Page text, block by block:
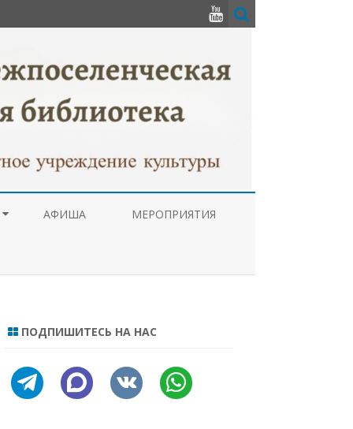
ИНФОРМАЦИИ
СЕКТОР ОБСЛУЖИВАНИЯ
В РС(Я) 2022
АФИША МЕРОПРИЯТИЯ
ПОДПИШИТЕСЬ НА НАС
telegram discourse vkontakte whatsapp